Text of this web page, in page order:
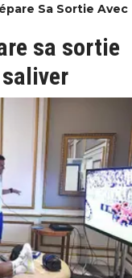
Sa Sortie Avec
sa sortie